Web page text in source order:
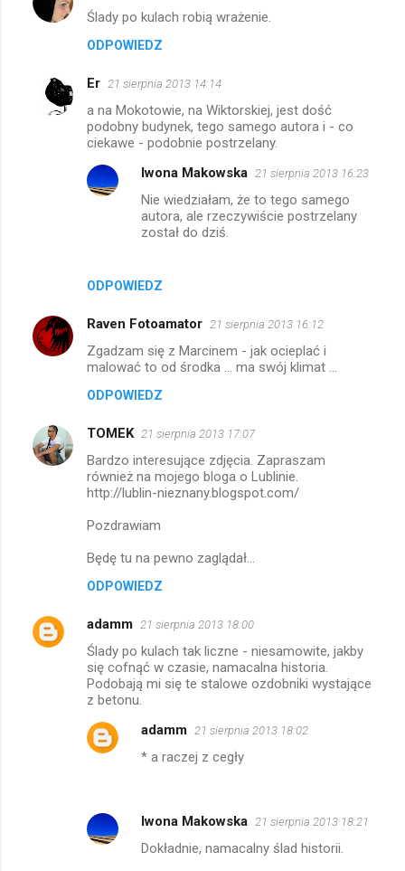
Ślady po kulach robią wrażenie.
ODPOWIEDZ
Er 21 sierpnia 2013 14:14
a na Mokotowie, na Wiktorskiej, jest dość
podobny budynek, tego samego autora i - co
ciekawe - podobnie postrzelany.
ODPOWIEDZ
Iwona Makowska 21 sierpnia 2013 16:23
Nie wiedziałam, że to tego samego
autora, ale rzeczywiście postrzelany
został do dziś.
Raven Fotoamator 21 sierpnia 2013 16:12
Zgadzam się z Marcinem - jak ocieplać i
malować to od środka ... ma swój klimat ...
ODPOWIEDZ
TOMEK 21 sierpnia 2013 17:07
Bardzo interesujące zdjęcia. Zapraszam
również na mojego bloga o Lublinie.
http://lublin-nieznany.blogspot.com/
Pozdrawiam
Będę tu na pewno zaglądał...
ODPOWIEDZ
adamm 21 sierpnia 2013 18:00
Ślady po kulach tak liczne - niesamowite, jakby
się cofnąć w czasie, namacalna historia.
Podobają mi się te stalowe ozdobniki wystające
z betonu.
adamm 21 sierpnia 2013 18:02
* a raczej z cegły
Iwona Makowska 21 sierpnia 2013 18:21
Dokładnie, namacalny ślad historii.